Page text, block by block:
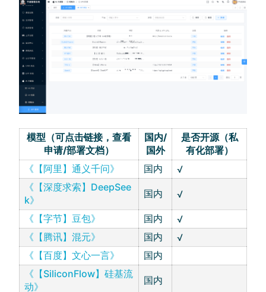
模型（可点击链接，查看
申请/部署文档）
国内/
国外
是否开源（私
有化部署）
《【阿里】通义千问》
国内
√
《【深度求索】DeepSee
k》
国内 √
《【字节】豆包》 国内
√
《【腾讯】混元》
国内
√
《【百度】文心一言》
国内
《【SiliconFlow】硅基流
动》
国内